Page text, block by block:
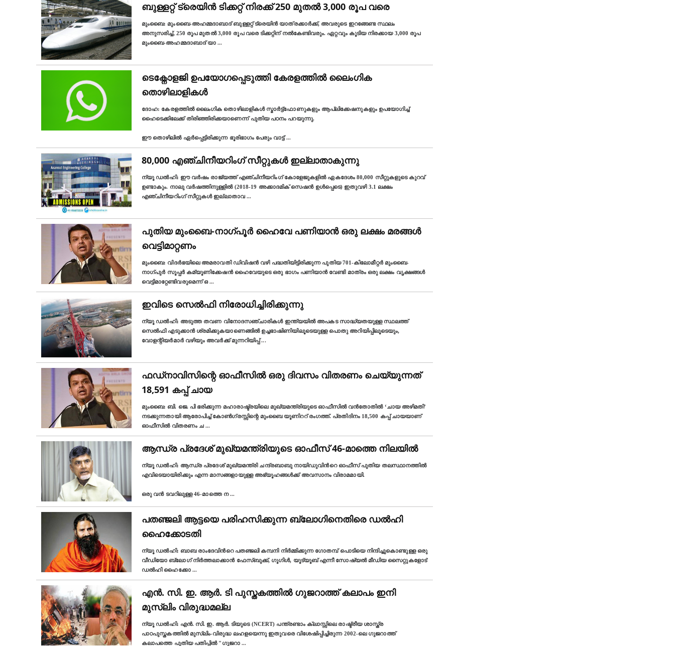
ബുള്ളറ്റ് ട്രെയിന്‍ ടിക്കറ്റ്‌ നിരക്ക് 250 മുതൽ 3,000 രൂപ വരെ
മുംബൈ: മുംബൈ-അഹമ്മദാബാദ് ബുള്ളറ്റ് ട്രെയിൻ യാത്രക്കാർക്ക്, അവരുടെ ഇറങ്ങേണ്ട സ്ഥലം
അനുസരിച്ച്, 250 രൂപ മുതൽ 3,000 രൂപ വരെ ടിക്കറ്റിന് നൽകേണ്ടിവരും. ഏറ്റവും കൂടിയ നിരക്കായ 3,000 രൂപ
മുംബൈ-അഹമ്മദാബാദ് യാ...
ടെക്നോളജി ഉപയോഗപ്പെടുത്തി കേരളത്തിൽ ലൈംഗിക
തൊഴിലാളികള്‍
ദോഹ: കേരളത്തിൽ ലൈംഗിക തൊഴിലാളികള്‍ സ്മാർട്ട്ഫോണുകളും ആപ്ലിക്കേഷനുകളും ഉപയോഗിച്ച്
ഹൈടെക്കിലേക്ക് തിരിഞ്ഞിരിക്കയാണെന്ന് പുതിയ പഠനം പറയുന്നു.
ഈ തൊഴിലിൽ ഏർപ്പെട്ടിരിക്കുന്ന ഭൂരിഭാഗം പേരും വാട്ട്‌...
80,000 എഞ്ചിനീയറിംഗ് സീറ്റുകൾ ഇല്ലാതാകുന്നു
ന്യൂ ഡല്‍ഹി: ഈ വർഷം രാജ്യത്ത് എഞ്ചിനീയറിംഗ് കോളേജുകളിൽ ഏകദേശം 80,000 സീറ്റുകളുടെ കുറവ്
ഉണ്ടാകും. നാലു വർഷത്തിനുള്ളിൽ (2018-19 അക്കാദമിക് സെഷൻ ഉൾപ്പെടെ) ഇതുവഴി 3.1 ലക്ഷം
എഞ്ചിനീയറിംഗ് സീറ്റുകൾ ഇല്ലാതാവ ...
പുതിയ മുംബൈ-നാഗ്പൂർ ഹൈവേ പണിയാൻ ഒരു ലക്ഷം മരങ്ങൾ
വെട്ടിമാറ്റണം
മുംബൈ: വിദർഭയിലെ അമരാവതി ഡിവിഷൻ വഴി പദ്ധതിയിട്ടിരിക്കുന്ന പുതിയ 701-കിലോമീറ്റർ മുംബൈ-
നാഗ്പുർ സൂപ്പർ കമ്യൂണിക്കേഷൻ ഹൈവേയുടെ ഒരു ഭാഗം പണിയാൻ വേണ്ടി മാത്രം ഒരു ലക്ഷം വൃക്ഷങ്ങൾ
വെട്ടിമാറ്റേണ്ടിവരുമെന്ന് ഒ...
ഇവിടെ സെൽഫി നിരോധിച്ചിരിക്കുന്നു
ന്യൂ ഡല്‍ഹി: അടുത്ത തവണ വിനോദസഞ്ചാരികൾ ഇന്ത്യയിൽ അപകട സാദ്ധ്യതയുള്ള സ്ഥലത്ത്
സെൽഫി എടുക്കാൻ ശ്രമിക്കുകയാണെങ്ങിൽ ഉച്ചഭാഷിണിയിലൂടെയുള്ള പൊതു അറിയിപ്പിലൂടെയും,
വോളന്റിയർമാർ വഴിയും അവർക്ക് മുന്നറിയിപ്പ്...
ഫഡ്നാവിസിന്റെ ഓഫീസിൽ ഒരു ദിവസം വിതരണം ചെയ്യുന്നത്
18,591 കപ്പ് ചായ
മുംബൈ: ബി. ജെ. പി ഭരിക്കുന്ന മഹാരാഷ്ട്രയിലെ മുഖ്യമന്ത്രിയുടെ ഓഫീസിൽ വൻതോതിൽ ‘ചായ അഴിമതി’
നടക്കുന്നതായി ആരോപിച്ച് കോൺഗ്രസ്സിന്റെ മുംബൈ യൂണിററ് രംഗത്ത്. പ്രതിദിനം 18,500 കപ്പ്‌ ചായയാണ്
ഓഫീസില്‍ വിതരണം ച...
ആന്ധ്ര പ്രദേശ് മുഖ്യമന്ത്രിയുടെ ഓഫീസ് 46-മാത്തെ നിലയിൽ
ന്യൂ ഡല്‍ഹി: ആന്ധ്ര പ്രദേശ് മുഖ്യമന്ത്രി ചന്ദ്രബാബു നായിഡുവിന്‍റെ ഓഫീസ് പുതിയ തലസ്ഥാനത്തിൽ
എവിടെയായിരിക്കും എന്ന മാസങ്ങളായുള്ള അഭ്യൂഹങ്ങള്‍ക്ക് അവസാനം വിരാമമായി.
ഒരു വൻ ടവറിലുള്ള 46-മാത്തെ ന...
പതഞ്ജലി ആട്ടയെ പരിഹസിക്കുന്ന ബ്ലോഗിനെതിരെ ഡൽഹി
ഹൈക്കോടതി
ന്യൂ ഡല്‍ഹി: ബാബ രാംദേവിന്‍റെ പതഞ്ജലി കമ്പനി നിർമ്മിക്കുന്ന ഗോതമ്പ് പൊടിയെ നിന്ദിച്ചുകൊണ്ടുള്ള ഒരു
വീഡിയോ ബ്ലോഗ് നിര്‍ത്തലാക്കാൻ ഫേസ്ബുക്ക്, ഗൂഗിൾ, യൂട്യൂബ് എന്നീ സോഷ്യൽ മീഡിയ സൈറ്റുകളോട്
ഡൽഹി ഹൈക്കോ ...
എൻ. സി. ഇ. ആർ. ടി പുസ്തകത്തില്‍ ഗുജറാത്ത് കലാപം ഇനി
മുസ്ലിം വിരുദ്ധമല്ല
ന്യൂ ഡല്‍ഹി: എൻ. സി. ഇ. ആർ. ടിയുടെ (NCERT) പന്ത്രണ്ടാം ക്ലാസ്സിലെ രാഷ്ട്രീയ ശാസ്ത്ര
പാഠപുസ്തകത്തിൽ മുസ്ലിം-വിരുദ്ധ ലഹളയെന്നു ഇതുവരെ വിശേഷിപ്പിച്ചിരുന്ന 2002-ലെ ഗുജറാത്ത്
കലാപത്തെ പുതിയ പതിപ്പിൽ "ഗുജറാ ...